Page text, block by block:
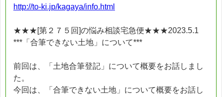
http://to-ki.jp/kagaya/info.html
★★★[第２７５回]の悩み相談宅急便★★★2023.5.1
***「合筆できない土地」について***
前回は、「土地合筆登記」について概要をお話しまし
た。
今回は、「合筆できない土地」について概要をお話し